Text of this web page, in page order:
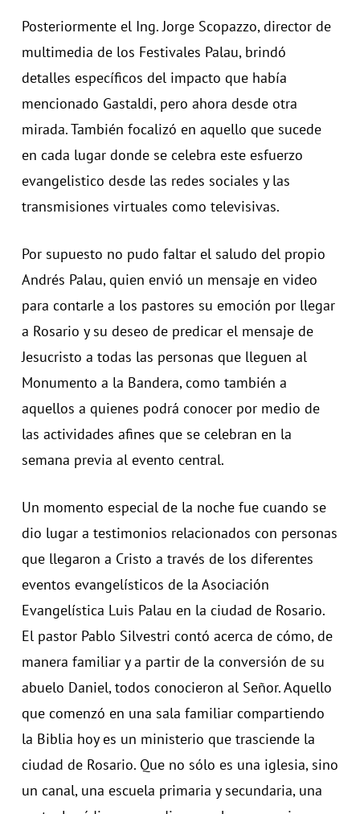
Posteriormente el Ing. Jorge Scopazzo, director de
multimedia de los Festivales Palau, brindó
detalles específicos del impacto que había
mencionado Gastaldi, pero ahora desde otra
mirada. También focalizó en aquello que sucede
en cada lugar donde se celebra este esfuerzo
evangelistico desde las redes sociales y las
transmisiones virtuales como televisivas.
Por supuesto no pudo faltar el saludo del propio
Andrés Palau, quien envió un mensaje en video
para contarle a los pastores su emoción por llegar
a Rosario y su deseo de predicar el mensaje de
Jesucristo a todas las personas que lleguen al
Monumento a la Bandera, como también a
aquellos a quienes podrá conocer por medio de
las actividades afines que se celebran en la
semana previa al evento central.
Un momento especial de la noche fue cuando se
dio lugar a testimonios relacionados con personas
que llegaron a Cristo a través de los diferentes
eventos evangelísticos de la Asociación
Evangelística Luis Palau en la ciudad de Rosario.
El pastor Pablo Silvestri contó acerca de cómo, de
manera familiar y a partir de la conversión de su
abuelo Daniel, todos conocieron al Señor. Aquello
que comenzó en una sala familiar compartiendo
la Biblia hoy es un ministerio que trasciende la
ciudad de Rosario. Que no sólo es una iglesia, sino
un canal, una escuela primaria y secundaria, una